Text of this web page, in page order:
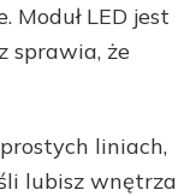
LED jest
sprawia, że
liniach,
lubisz wnętrza